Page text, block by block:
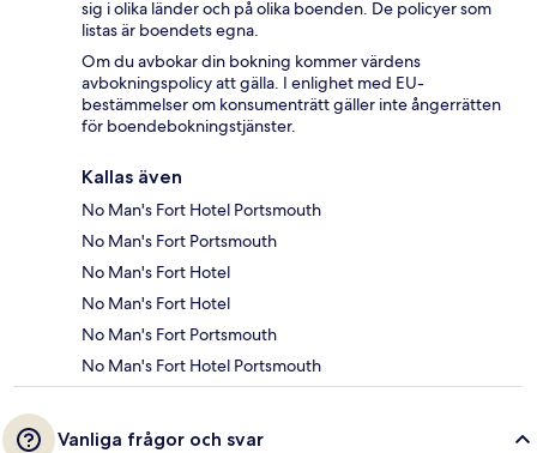
sig i olika länder och på olika boenden. De policyer som
listas är boendets egna.
Om du avbokar din bokning kommer värdens
avbokningspolicy att gälla. I enlighet med EU-
bestämmelser om konsumenträtt gäller inte ångerrätten
för boendebokningstjänster.
Kallas även
No Man's Fort Hotel Portsmouth
No Man's Fort Portsmouth
No Man's Fort Hotel
No Man's Fort Hotel
No Man's Fort Portsmouth
No Man's Fort Hotel Portsmouth
Vanliga frågor och svar